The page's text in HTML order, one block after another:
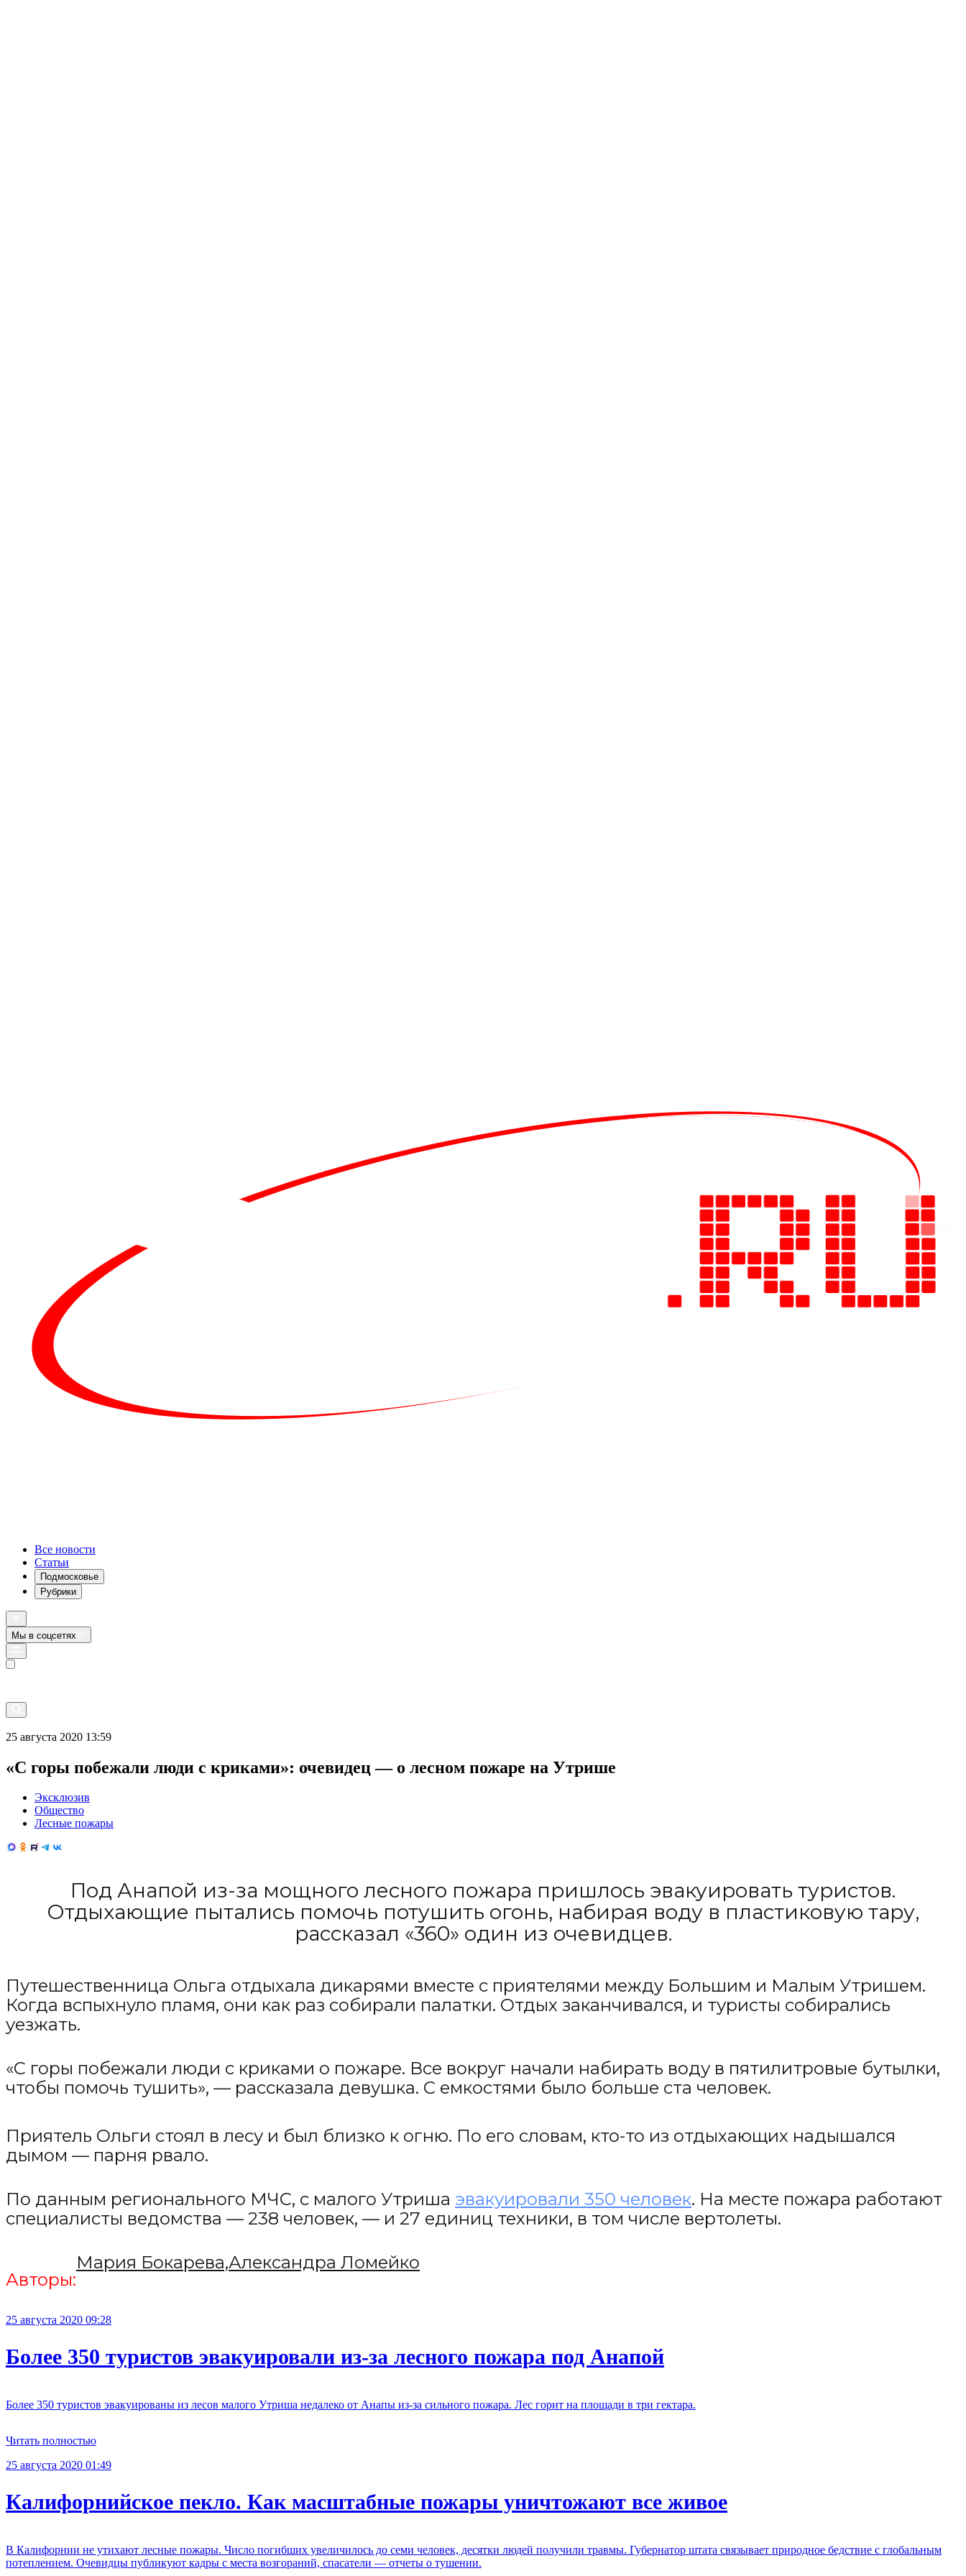
Все новости
Статьи
Подмосковье
Рубрики
Мы в соцсетях
25 августа 2020 13:59
«С горы побежали люди с криками»: очевидец — о лесном пожаре на Утрише
Эксклюзив
Общество
Лесные пожары
Под Анапой из-за мощного лесного пожара пришлось эвакуировать туристов.
Отдыхающие пытались помочь потушить огонь, набирая воду в пластиковую тару,
рассказал «360» один из очевидцев.
Путешественница Ольга отдыхала дикарями вместе с приятелями между Большим и Малым Утришем.
Когда вспыхнуло пламя, они как раз собирали палатки. Отдых заканчивался, и туристы собирались
уезжать.
«С горы побежали люди с криками о пожаре. Все вокруг начали набирать воду в пятилитровые бутылки,
чтобы помочь тушить», — рассказала девушка. С емкостями было больше ста человек.
Приятель Ольги стоял в лесу и был близко к огню. По его словам, кто-то из отдыхающих надышался
дымом — парня рвало.
По данным регионального МЧС, с малого Утриша эвакуировали 350 человек. На месте пожара работают
специалисты ведомства — 238 человек, — и 27 единиц техники, в том числе вертолеты.
Авторы:
Мария Бокарева,Александра Ломейко
25 августа 2020 09:28
Более 350 туристов эвакуировали из-за лесного пожара под Анапой
Более 350 туристов эвакуированы из лесов малого Утриша недалеко от Анапы из-за сильного пожара. Лес горит на площади в три гектара.
Читать полностью
25 августа 2020 01:49
Калифорнийское пекло. Как масштабные пожары уничтожают все живое
В Калифорнии не утихают лесные пожары. Число погибших увеличилось до семи человек, десятки людей получили травмы. Губернатор штата связывает природное бедствие с глобальным
потеплением. Очевидцы публикуют кадры с места возгораний, спасатели — отчеты о тушении.